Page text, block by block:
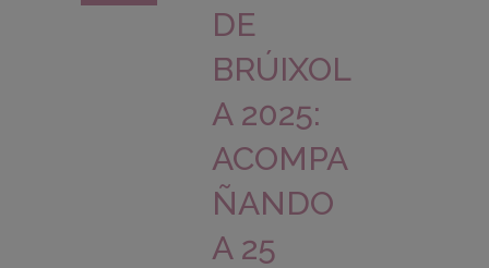
DE
BRÚIXOL
A 2025:
ACOMPA
ÑANDO
A 25